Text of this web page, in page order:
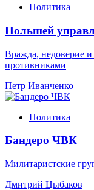
Политика
Польшей
Вражда, недоверие
противниками
Петр Иванченко
Политика
Бандеро ЧВК
Милитаристские
Дмитрий Цыбаков